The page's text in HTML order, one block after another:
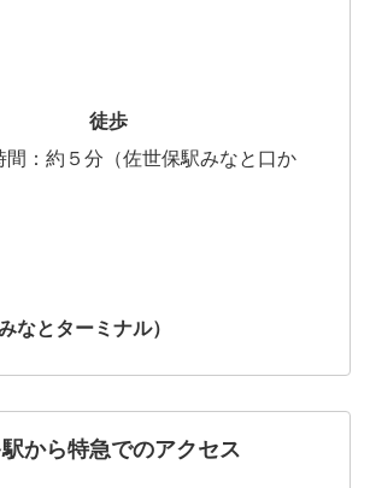
徒歩
間：約５分（佐世保駅みなと口か
なとターミナル）
から特急でのアクセス